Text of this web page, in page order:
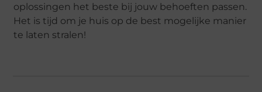
oplossingen het beste bij jouw behoeften passen.
Het is tijd om je huis op de best mogelijke manier
te laten stralen!